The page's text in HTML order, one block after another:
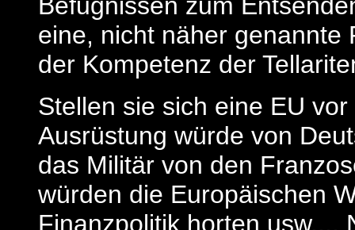
eine, nicht näher genannte
der Kompetenz der
Stellen sie sich eine EU
Ausrüstung würde von
das Militär von den
würden die Europäischen
Finanzpolitik horten usw...,